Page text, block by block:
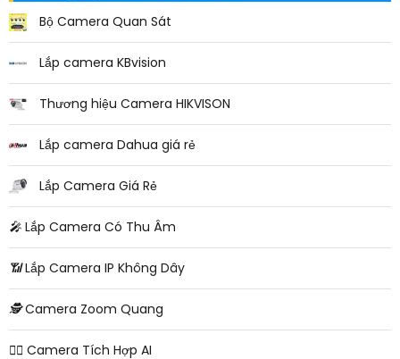
Bộ Camera Quan Sát
Lắp camera KBvision
Thương hiệu Camera HIKVISON
Lắp camera Dahua giá rẻ
Lắp Camera Giá Rẻ
️🎤️ Lắp Camera Có Thu Âm
📶Lắp Camera IP Không Dây
🕵️Camera Zoom Quang
🧛‍♀️ Camera Tích Hợp AI